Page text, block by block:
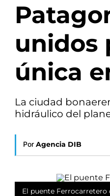
unidos
única
La ciudad
hidráulico del
Por Agencia DIB
El puente Ferrocarretero